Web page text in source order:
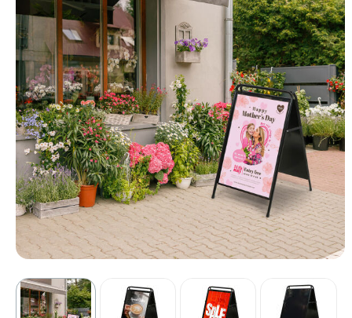
Kleding & accessoires
Sport
Outdoor & Vrije tijd
Technologie & gadgets
Home & Living